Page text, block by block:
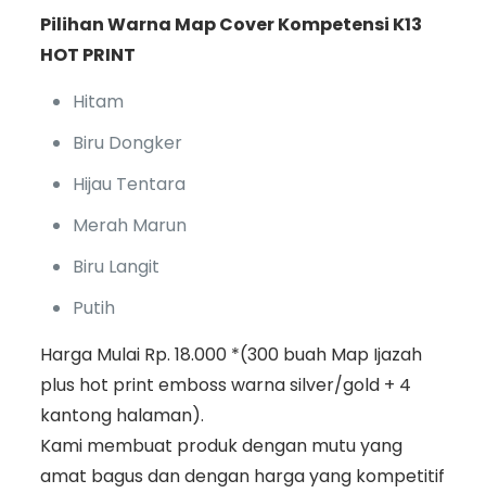
Pilihan Warna Map Cover Kompetensi K13
HOT PRINT
Hitam
Biru Dongker
Hijau Tentara
Merah Marun
Biru Langit
Putih
Harga Mulai Rp. 18.000 *(300 buah Map Ijazah
plus hot print emboss warna silver/gold + 4
kantong halaman).
Kami membuat produk dengan mutu yang
amat bagus dan dengan harga yang kompetitif